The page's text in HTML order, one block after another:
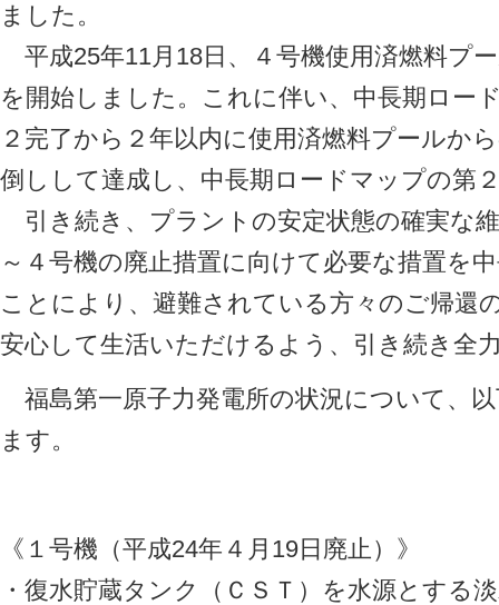
ました。
平成25年11月18日、４号機使用済燃料プ
を開始しました。これに伴い、中長期ロー
２完了から２年以内に使用済燃料プールか
倒しして達成し、中長期ロードマップの第
引き続き、プラントの安定状態の確実な
～４号機の廃止措置に向けて必要な措置を
ことにより、避難されている方々のご帰還
安心して生活いただけるよう、引き続き全
福島第一原子力発電所の状況について、
ます。
《１号機（平成24年４月19日廃止）》
・復水貯蔵タンク（ＣＳＴ）を水源とする